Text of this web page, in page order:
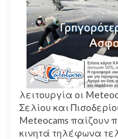
λειτουργία οι
Σελίου και
Meteocams παίζουν
κινητά τηλέφωνα